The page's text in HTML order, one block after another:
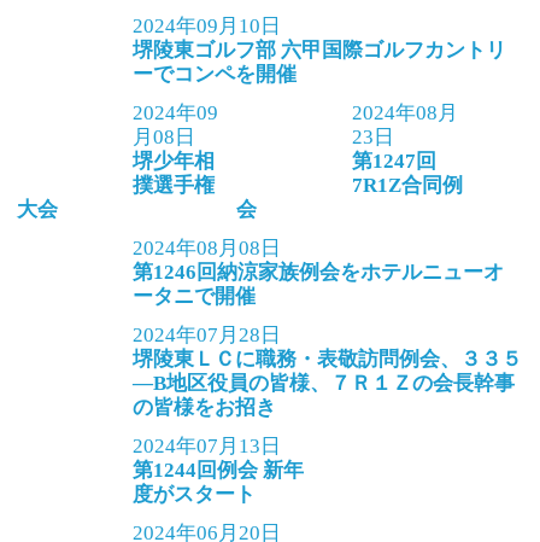
2024年09月10日
堺陵東ゴルフ部 六甲国際ゴルフカントリ
ーでコンペを開催
2024年09
月08日
堺少年相
撲選手権
大会
2024年08月
23日
第1247回
7R1Z合同例
会
2024年08月08日
第1246回納涼家族例会をホテルニューオ
ータニで開催
2024年07月28日
堺陵東ＬＣに職務・表敬訪問例会、３３５
―B地区役員の皆様、７Ｒ１Ｚの会長幹事
の皆様をお招き
2024年07月13日
第1244回例会 新年
度がスタート
2024年06月20日